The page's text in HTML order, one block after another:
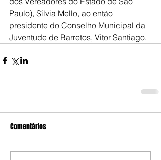
Paulo), Sílvia Mello, ao então
presidente do Conselho Municipal da
Juventude de Barretos, Vitor Santiago.
Comentários